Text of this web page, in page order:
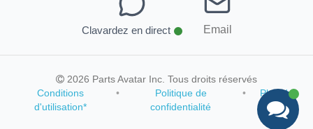
Clavardez en direct Email
2026 Parts Avatar Inc. Tous droits réservés
Conditions
d'utilisation*
•
Politique de
confidentialité
•
Plan du
site